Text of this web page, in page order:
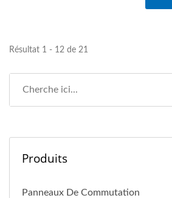
Résultat 1 - 12 de 21
Produits
Panneaux De Commutation